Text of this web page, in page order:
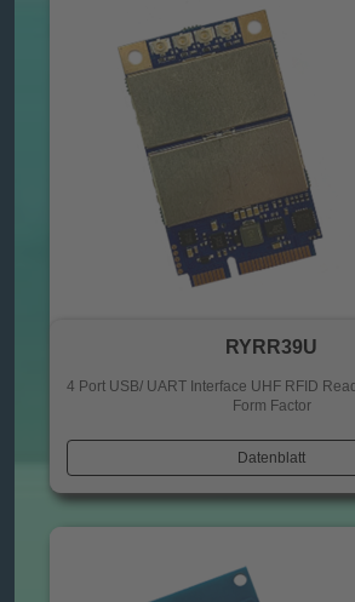
RYRR39U
4 Port USB/ UART Interface UHF RFID
Form Factor
Datenblatt